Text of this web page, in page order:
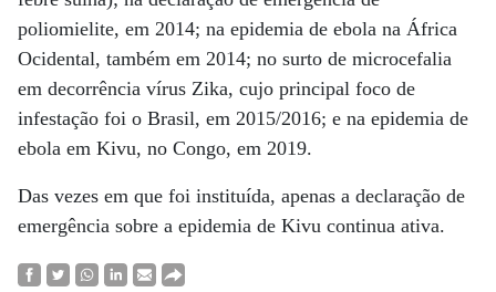
poliomielite, em 2014; na epidemia de ebola na África
Ocidental, também em 2014; no surto de microcefalia
em decorrência vírus Zika, cujo principal foco de
infestação foi o Brasil, em 2015/2016; e na epidemia de
ebola em Kivu, no Congo, em 2019.
Das vezes em que foi instituída, apenas a declaração de
emergência sobre a epidemia de Kivu continua ativa.